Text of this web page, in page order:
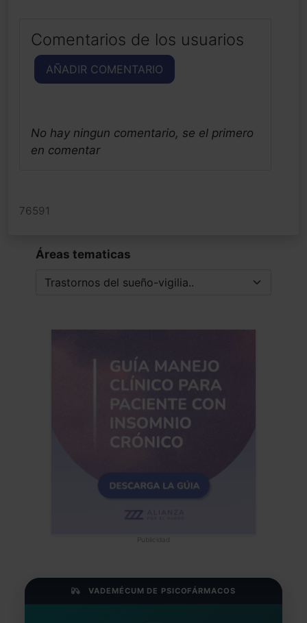
Comentarios de los usuarios
AÑADIR COMENTARIO
No hay ningun comentario, se el primero
en comentar
76591
Áreas tematicas
Publicidad
VADEMÉCUM DE PSICOFÁRMACOS